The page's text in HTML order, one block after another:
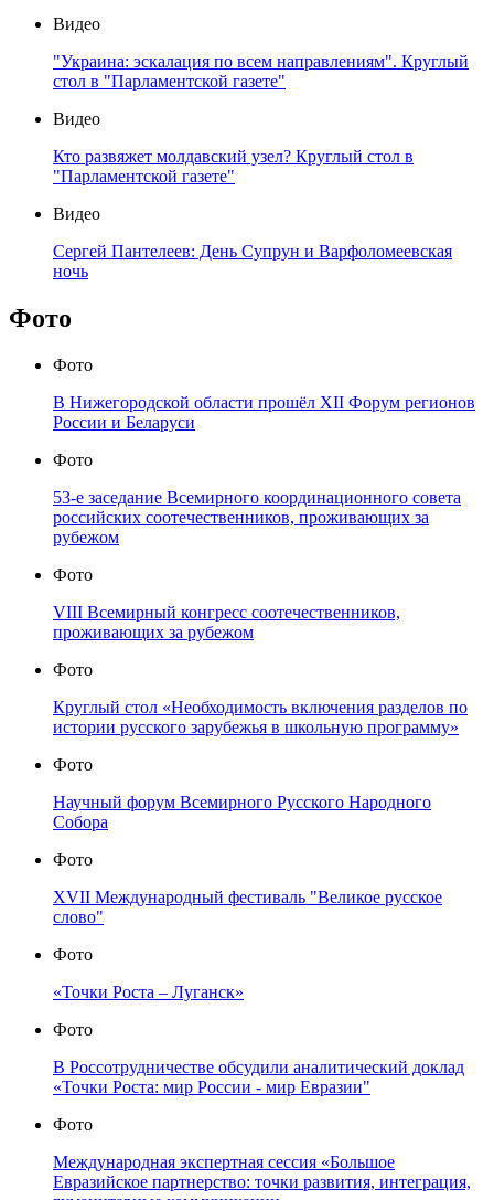
Видео
"Украина: эскалация по всем направлениям". Круглый
стол в "Парламентской газете"
Видео
Кто развяжет молдавский узел? Круглый стол в
"Парламентской газете"
Видео
Сергей Пантелеев: День Супрун и Варфоломеевская
ночь
Фото
Фото
В Нижегородской области прошёл XII Форум регионов
России и Беларуси
Фото
53-е заседание Всемирного координационного совета
российских соотечественников, проживающих за
рубежом
Фото
VIII Всемирный конгресс соотечественников,
проживающих за рубежом
Фото
Круглый стол «Необходимость включения разделов по
истории русского зарубежья в школьную программу»
Фото
Научный форум Всемирного Русского Народного
Собора
Фото
XVII Международный фестиваль "Великое русское
слово"
Фото
«Точки Роста – Луганск»
Фото
В Россотрудничестве обсудили аналитический доклад
«Точки Роста: мир России - мир Евразии"
Фото
Международная экспертная сессия «Большое
Евразийское партнерство: точки развития, интеграция,